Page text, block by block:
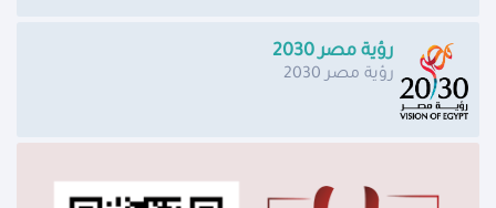
رؤية مصر 2030
رؤية مصر 2030